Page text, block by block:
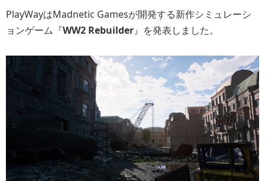
PlayWayはMadnetic Gamesが開発する新作シミュレーシ
ョンゲーム『WW2 Rebuilder』を発表しました。